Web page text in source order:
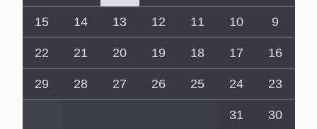
9
10
11
12
13
14
15
16
17
18
19
20
21
22
23
24
25
26
27
28
29
30
31